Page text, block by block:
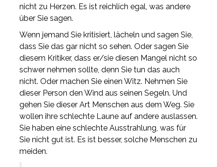
nicht zu Herzen. Es ist reichlich egal, was andere
über Sie sagen.
Wenn jemand Sie kritisiert, lächeln und sagen Sie,
dass Sie das gar nicht so sehen. Oder sagen Sie
diesem Kritiker, dass er/sie diesen Mangel nicht so
schwer nehmen sollte, denn Sie tun das auch
nicht. Oder machen Sie einen Witz. Nehmen Sie
dieser Person den Wind aus seinen Segeln. Und
gehen Sie dieser Art Menschen aus dem Weg. Sie
wollen ihre schlechte Laune auf andere auslassen.
Sie haben eine schlechte Ausstrahlung, was für
Sie nicht gut ist. Es ist besser, solche Menschen zu
meiden.